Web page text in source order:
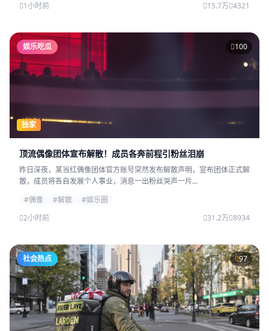
1小时前
15.7万 4321
娱乐吃瓜 100
独家
顶流偶像团体宣布解散！成员各奔前程引粉丝泪崩
昨日深夜，某当红偶像团体官方账号突然发布解散声明，宣布团体正式解
散，成员将各自发展个人事业，消息一出粉丝哭声一片...
#偶像
#解散
#娱乐圈
2小时前
31.2万 8934
社会热点 97